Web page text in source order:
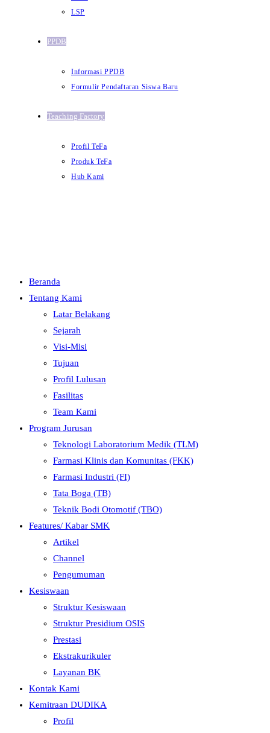
LSP
PPDB
Informasi PPDB
Formulir Pendaftaran Siswa Baru
Teaching Factory
Profil TeFa
Produk TeFa
Hub Kami
Beranda
Tentang Kami
Latar Belakang
Sejarah
Visi-Misi
Tujuan
Profil Lulusan
Fasilitas
Team Kami
Program Jurusan
Teknologi Laboratorium Medik (TLM)
Farmasi Klinis dan Komunitas (FKK)
Farmasi Industri (FI)
Tata Boga (TB)
Teknik Bodi Otomotif (TBO)
Features/ Kabar SMK
Artikel
Channel
Pengumuman
Kesiswaan
Struktur Kesiswaan
Struktur Presidium OSIS
Prestasi
Ekstrakurikuler
Layanan BK
Kontak Kami
Kemitraan DUDIKA
Profil